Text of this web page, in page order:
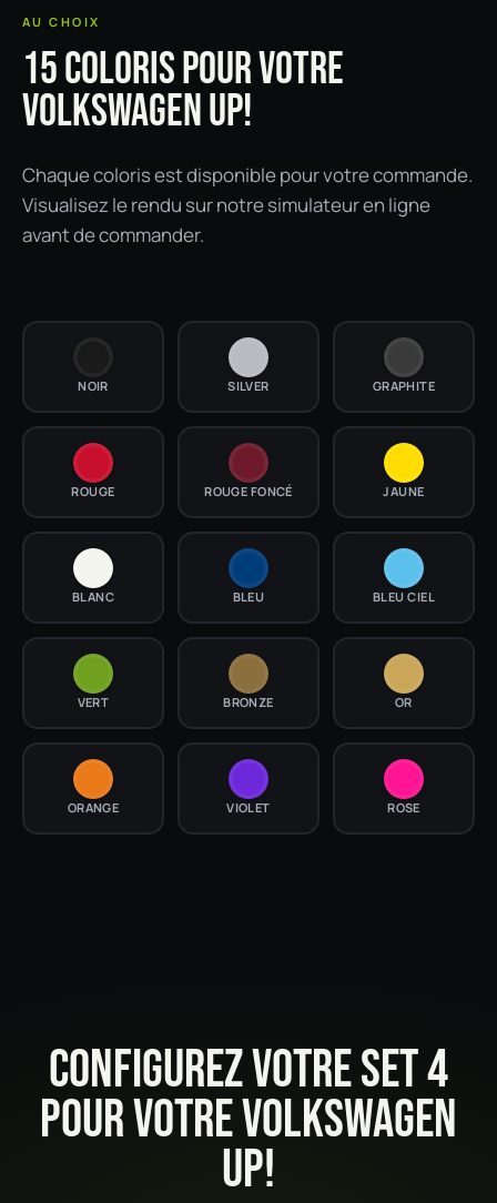
AU CHOIX
15 COLORIS POUR VOTRE
VOLKSWAGEN UP!
Chaque coloris est disponible pour votre commande.
Visualisez le rendu sur notre simulateur en ligne
avant de commander.
NOIR SILVER GRAPHITE
ROUGE ROUGE FONCÉ JAUNE
BLANC BLEU BLEU CIEL
VERT BRONZE OR
ORANGE VIOLET ROSE
CONFIGUREZ VOTRE SET 4
POUR VOTRE VOLKSWAGEN
UP!